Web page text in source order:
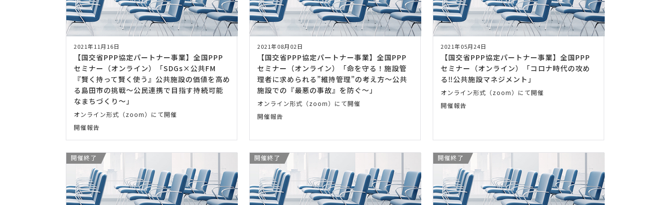
2021年11月16日
【国交省PPP協定パートナー事業】全国PPP
セミナー（オンライン）「SDGs×公共FM
『賢く持って賢く使う』公共施設の価値を高め
る島田市の挑戦～公民連携で目指す持続可能
なまちづくり～」
オンライン形式（zoom）にて開催
開催報告
2021年08月02日
【国交省PPP協定パートナー事業】全国PPP
セミナー（オンライン）「命を守る！施設管
理者に求められる”維持管理”の考え方～公共
施設での『最悪の事故』を防ぐ～」
オンライン形式（zoom）にて開催
開催報告
2021年05月24日
【国交省PPP協定パートナー事業】全国PPP
セミナー（オンライン）「コロナ時代の攻め
る‼公共施設マネジメント」
オンライン形式（zoom）にて開催
開催報告
開催終了 開催終了 開催終了